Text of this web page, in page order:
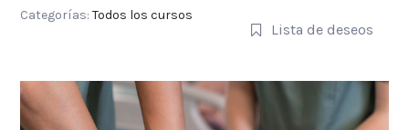
Categorías: Todos los cursos
Lista de deseos